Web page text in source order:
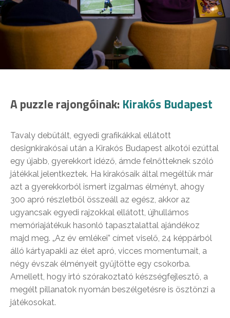
A puzzle rajongóinak: Kirakós Budapest
Tavaly debütált, egyedi grafikákkal ellátott
designkirakósai után a Kirakós Budapest alkotói ezúttal
egy újabb, gyerekkort idéző, ámde felnőtteknek szóló
játékkal jelentkeztek. Ha kirakósaik által megéltük már
azt a gyerekkorból ismert izgalmas élményt, ahogy
300 apró részletből összeáll az egész, akkor az
ugyancsak egyedi rajzokkal ellátott, újhullámos
memóriajátékuk hasonló tapasztalattal ajándékoz
majd meg. „Az év emlékei” címet viselő, 24 képpárból
álló kártyapakli az élet apró, vicces momentumait, a
négy évszak élményeit gyűjtötte egy csokorba.
Amellett, hogy irtó szórakoztató készségfejlesztő, a
megélt pillanatok nyomán beszélgetésre is ösztönzi a
játékosokat.